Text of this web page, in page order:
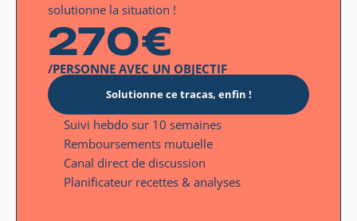
solutionne la situation !
270€
/PERSONNE AVEC UN OBJECTIF
Solutionne ce tracas, enfin !
Suivi hebdo sur 10 semaines
Remboursements mutuelle
Canal direct de discussion
Planificateur recettes & analyses